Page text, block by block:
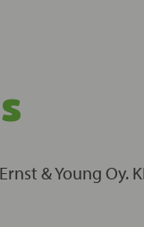
& Young Oy.